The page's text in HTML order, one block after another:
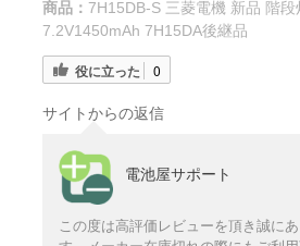
商品： 7H15DB-S 三菱電機 新品 階
7.2V1450mAh 7H15DA後継品
役に立った 0
サイトからの返信
電池屋サポート
この度は高評価レビューを頂き誠に